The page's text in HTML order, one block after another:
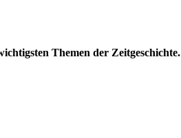
Themen der Zeitgeschichte.